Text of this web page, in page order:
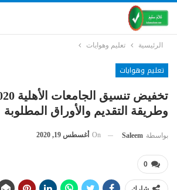
الرئيسية تعليم وهوايات
تعليم وهوايات
وطريقة التقديم والأوراق المطلوبة
بواسطة Saleem
On أغسطس 19, 2020
0